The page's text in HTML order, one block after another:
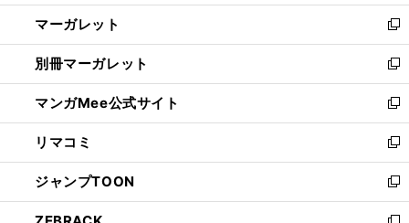
開
く
ウ
で
開
く
ン
ド
ウ
で
開
く
し
い
ウ
ィ
ン
ド
ウ
で
開
く
マーガレット
新
し
い
ウ
ィ
ン
ド
ウ
で
開
別冊マーガレット
新
し
い
ウ
ィ
ン
ド
ウ
マンガMee公式サイト
新
し
い
ウ
ィ
ン
リマコミ
新
し
い
ウ
ジャンプTOON
新
し